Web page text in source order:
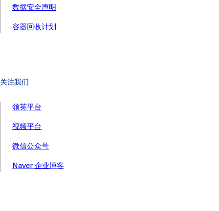
数据安全声明
容器回收计划
关注我们
领英平台
视频平台
微信公众号
Naver 企业博客